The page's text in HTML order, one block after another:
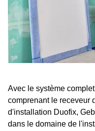
Avec le système
comprenant le receveur
d'installation Duofix,
dans le domaine de